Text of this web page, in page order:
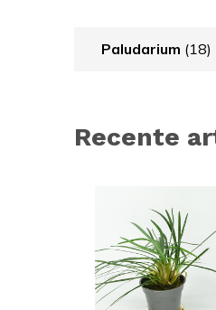
Paludarium (18)
Recente